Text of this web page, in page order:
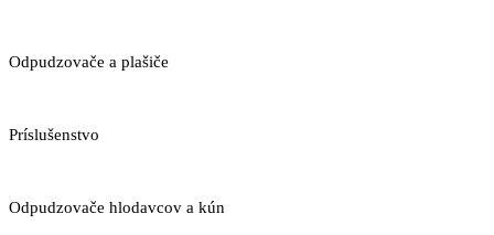
Odpudzovače a plašiče
Príslušenstvo
Odpudzovače hlodavcov a kún